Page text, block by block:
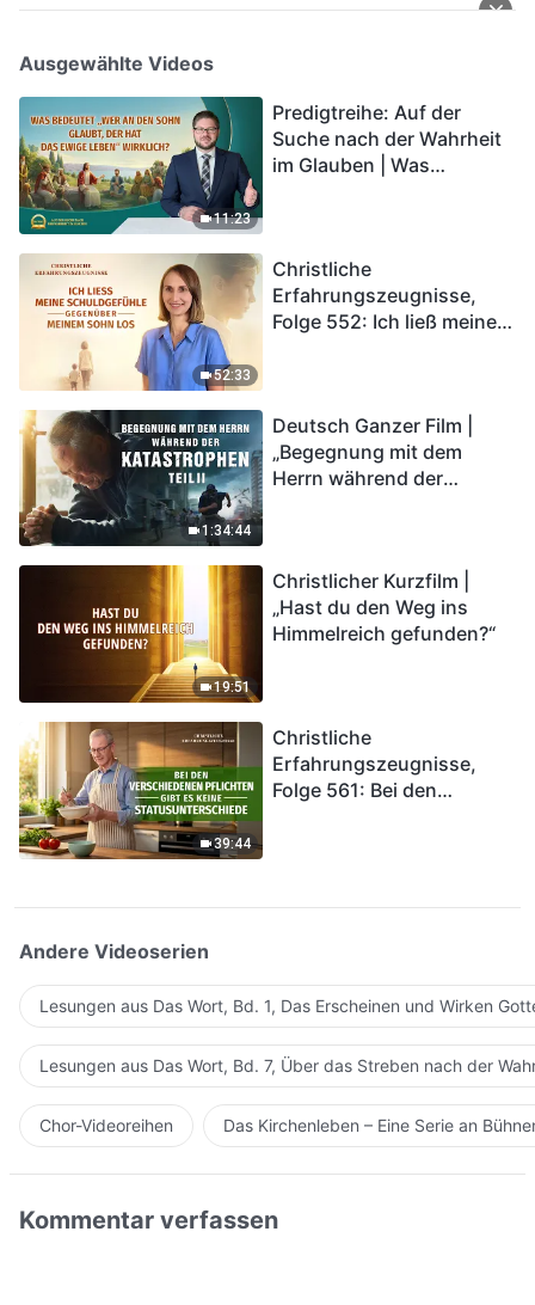
Ausgewählte Videos
11:23
Predigtreihe: Auf der
Suche nach der Wahrheit
im Glauben | Was
52:33
Christliche
Erfahrungszeugnisse,
Folge 552: Ich ließ meine
1:34:44
Deutsch Ganzer Film |
„Begegnung mit dem
Herrn während der
in das Königreich Gottes
eintreten?
19:51
Christlicher Kurzfilm |
„Hast du den Weg ins
Himmelreich gefunden?“
39:44
Christliche
Erfahrungszeugnisse,
Folge 561: Bei den
Andere Videoserien
Lesungen aus Das Wort, Bd. 1, Das Erscheinen und Wirken
Lesungen aus Das Wort, Bd. 7, Über das Streben nach der
Chor-Videoreihen Das Kirchenleben – Eine Serie an
Kommentar verfassen